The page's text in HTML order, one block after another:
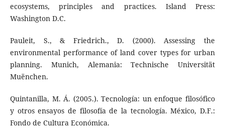
ecosystems, principles and practices. Island Press:
Washington D.C.
Pauleit, S., & Friedrich., D. (2000). Assessing the
environmental performance of land cover types for urban
planning. Munich, Alemania: Technische Universität
Muënchen.
Quintanilla, M. Á. (2005.). Tecnología: un enfoque filosófico
y otros ensayos de filosofía de la tecnología. México, D.F.:
Fondo de Cultura Económica.